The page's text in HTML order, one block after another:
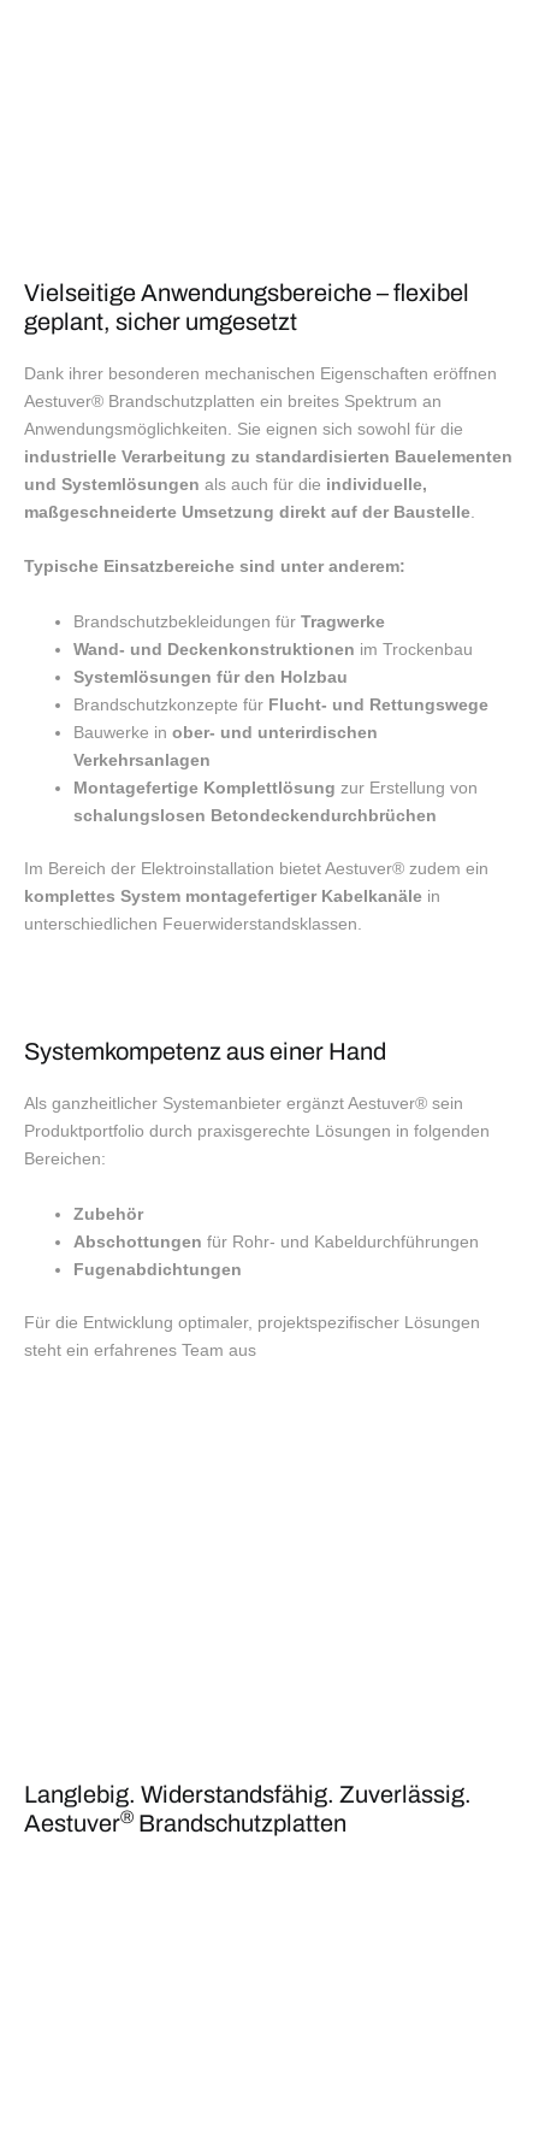
Vielseitige Anwendungsbereiche – flexibel
geplant, sicher umgesetzt
Dank ihrer besonderen mechanischen Eigenschaften eröffnen
Aestuver® Brandschutzplatten ein breites Spektrum an
Anwendungsmöglichkeiten. Sie eignen sich sowohl für die
industrielle Verarbeitung zu standardisierten Bauelementen
und Systemlösungen als auch für die individuelle,
maßgeschneiderte Umsetzung direkt auf der Baustelle
Typische Einsatzbereiche sind unter anderem:
Brandschutzbekleidungen für Tragwerke
Wand- und Deckenkonstruktionen im Trockenbau
Systemlösungen für den Holzbau
Brandschutzkonzepte für Flucht- und Rettungswege
Bauwerke in ober- und unterirdischen
Verkehrsanlagen
Montagefertige Komplettlösung zur Erstellung von
schalungslosen Betondeckendurchbrüchen
Im Bereich der Elektroinstallation bietet Aestuver® zudem ein
komplettes System montagefertiger Kabelkanäle in
unterschiedlichen Feuerwiderstandsklassen.
Systemkompetenz aus einer Hand
Als ganzheitlicher Systemanbieter ergänzt Aestuver® sein
Produktportfolio durch praxisgerechte Lösungen in folgenden
Bereichen:
Zubehör
Abschottungen für Rohr- und Kabeldurchführungen
Fugenabdichtungen
Für die Entwicklung optimaler, projektspezifischer Lösungen
steht ein erfahrenes Team aus
Langlebig. Widerstandsfähig. Zuverlässig.
Aestuver® Brandschutzplatten